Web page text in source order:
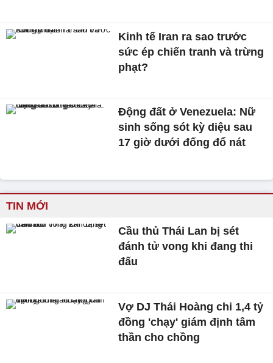
Kinh tế Iran ra sao trước
sức ép chiến tranh và trừng
phạt?
Động đất ở Venezuela: Nữ
sinh sống sót kỳ diệu sau
17 giờ dưới đống đổ nát
TIN MỚI
Cầu thủ Thái Lan bị sét
đánh tử vong khi đang thi
đấu
Vợ DJ Thái Hoàng chi 1,4 tỷ
đồng 'chạy' giám định tâm
thần cho chồng